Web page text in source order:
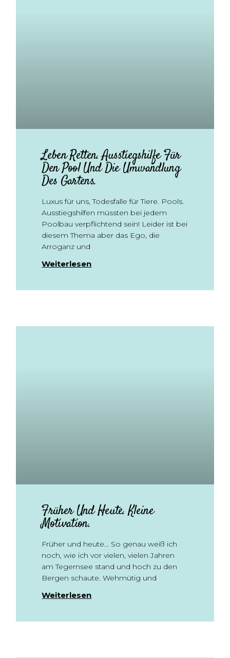
Leben Retten. Ausstiegshilfe Für
Den Pool Und Die Umwandlung
Des Gartens.
Luxus für uns, Todesfalle für Tiere. Pools.
Ausstiegshilfen müssten bei jedem
Poolbau verpflichtend sein! Leider ist bei
diesem Thema aber das Ego, die
Arroganz und
Weiterlesen
Früher Und Heute. Kleine
Motivation.
Früher und heute… So genau weiß ich
noch, wie ich vor vielen, vielen Jahren
am Tegernsee stand und hoch zu den
Bergen schaute. Wehmütig und
Weiterlesen